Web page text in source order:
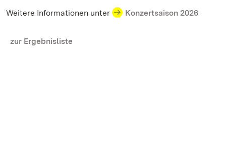
Weitere Informationen unter Konzertsaison 2026
zur Ergebnisliste